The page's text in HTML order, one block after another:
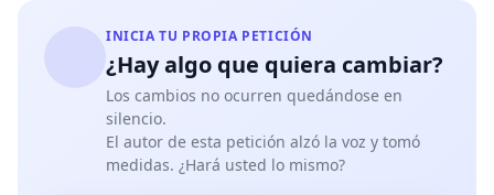
INICIA TU PROPIA PETICIÓN
¿Hay algo que quiera cambiar?
Los cambios no ocurren quedándose en
silencio.
El autor de esta petición alzó la voz y tomó
medidas. ¿Hará usted lo mismo?